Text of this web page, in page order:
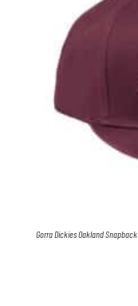
Gorra Dickies Oakland Snapback